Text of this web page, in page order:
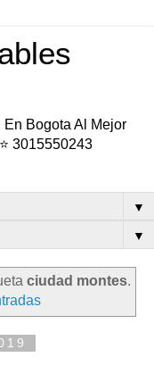
En Bogota Al Mejor
3015550243
▼
▼
ciudad montes.